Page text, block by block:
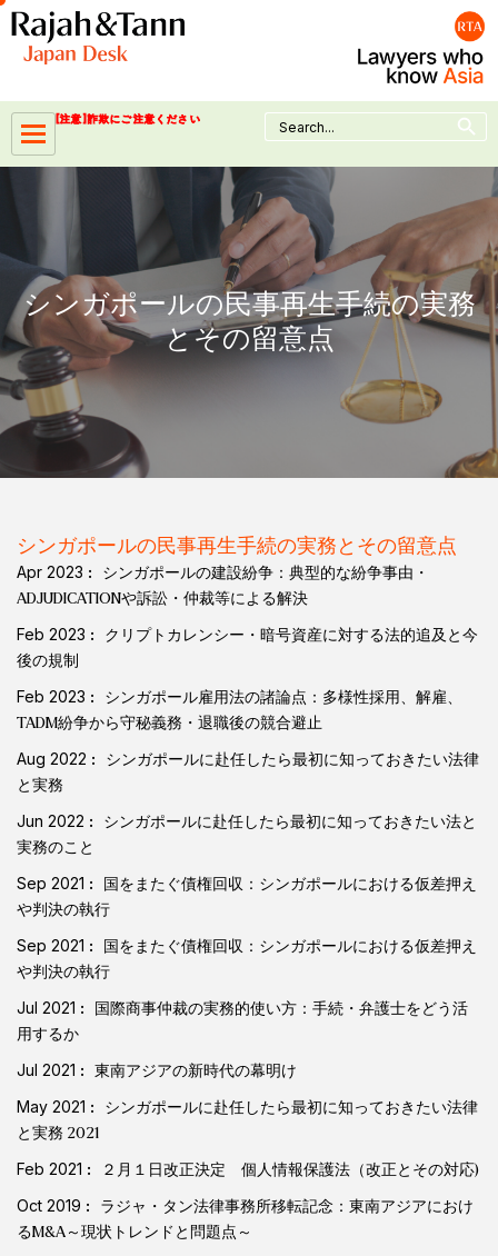
Skip
to
content
[注意]詐欺にご注意ください
Search
for:
Search Button
シンガポールの民事再生手続の実務
とその留意点
シンガポールの民事再生手続の実務とその留意点
Apr 2023
シンガポールの建設紛争：典型的な紛争事由・
ADJUDICATIONや訴訟・仲裁等による解決
Feb 2023
クリプトカレンシー・暗号資産に対する法的追及と今
後の規制
Feb 2023
シンガポール雇用法の諸論点：多様性採用、解雇、
TADM紛争から守秘義務・退職後の競合避止
Aug 2022
シンガポールに赴任したら最初に知っておきたい法律
と実務
Jun 2022
シンガポールに赴任したら最初に知っておきたい法と
実務のこと
Sep 2021
国をまたぐ債権回収：シンガポールにおける仮差押え
や判決の執行
Sep 2021
国をまたぐ債権回収：シンガポールにおける仮差押え
や判決の執行
Jul 2021
国際商事仲裁の実務的使い方：手続・弁護士をどう活
用するか
Jul 2021 東南アジアの新時代の幕明け
May 2021
シンガポールに赴任したら最初に知っておきたい法律
と実務 2021
Feb 2021 ２月１日改正決定 個人情報保護法（改正とその対応)
Oct 2019
ラジャ・タン法律事務所移転記念：東南アジアにおけ
るM&A～現状トレンドと問題点～